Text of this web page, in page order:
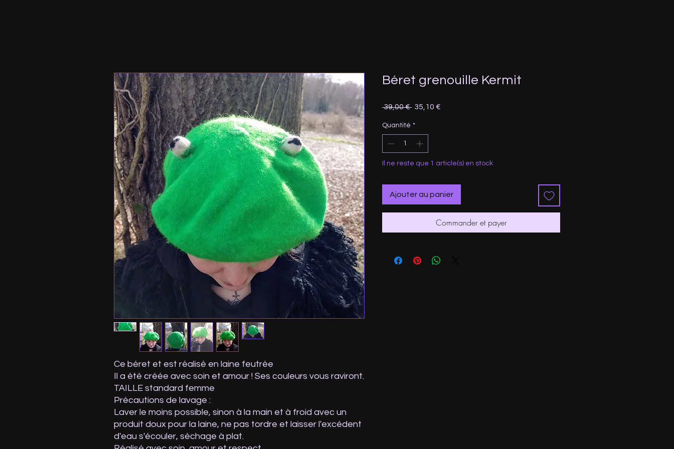
Ce béret et est réalisé en laine feutrée
Il a été créée avec soin et amour ! Ses couleurs vous raviront.
TAILLE standard femme
Précautions de lavage :
Laver le moins possible, sinon à la main et à froid avec un
produit doux pour la laine, ne pas tordre et laisser l'excédent
d'eau s'écouler, séchage à plat.
Béret grenouille Kermit
39,00 € Prix
35,10 €
Quantité *
Il ne reste que 1 article(s) en stock
Ajouter au panier
Commander et payer